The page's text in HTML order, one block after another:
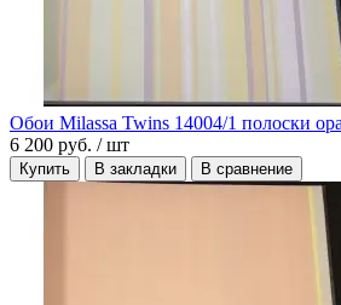
Обои Milassa Twins 14004/1 полоски
6 200 руб. / шт
Купить В закладки В сравнение